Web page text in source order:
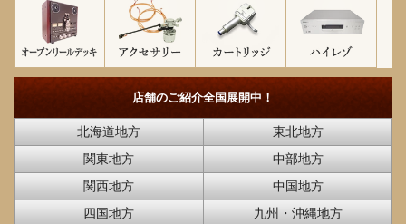
店舗のご紹介全国展開中！
北海道地方
東北地方
関東地方
中部地方
関西地方
中国地方
四国地方
九州・沖縄地方